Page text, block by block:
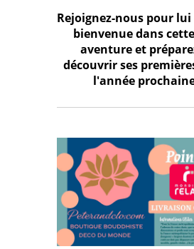
Rejoignez-nous pour
bienvenue dans
aventure et
découvrir ses
l'année